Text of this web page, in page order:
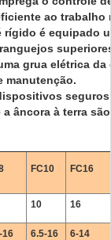
ao trabalho
é equipado
grua elétrica da
manutenção.
âncora à terra
FC10 FC16
10 16
16 6.5-16 6-14